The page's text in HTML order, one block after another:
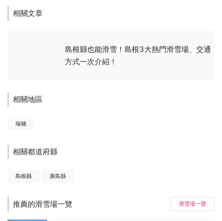
相關文章
島根縣也能滑雪！島根3大熱門滑雪場、交通
方式一次介紹！
相關地區
瑞穗
相關都道府縣
島根縣 廣島縣
推薦的滑雪場一覽 滑雪場一覽